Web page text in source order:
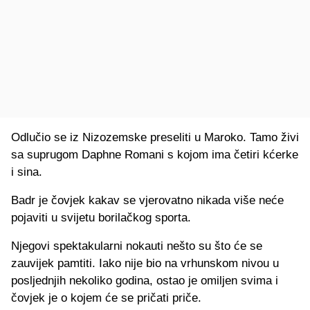
Odlučio se iz Nizozemske preseliti u Maroko. Tamo živi
sa suprugom Daphne Romani s kojom ima četiri kćerke
i sina.
Badr je čovjek kakav se vjerovatno nikada više neće
pojaviti u svijetu borilačkog sporta.
Njegovi spektakularni nokauti nešto su što će se
zauvijek pamtiti. Iako nije bio na vrhunskom nivou u
posljednjih nekoliko godina, ostao je omiljen svima i
čovjek je o kojem će se pričati priče.